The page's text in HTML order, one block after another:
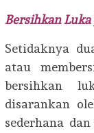
Bersihkan Luka
Setidaknya
atau
bersihkan
disarankan
sederhana